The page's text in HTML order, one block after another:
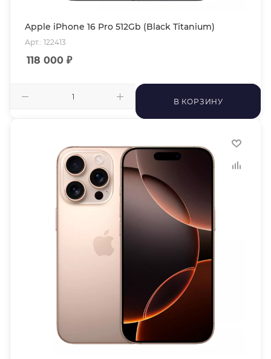
Apple iPhone 16 Pro 512Gb (Black Titanium)
Арт.: 122413
118 000 ₽
В КОРЗИНУ